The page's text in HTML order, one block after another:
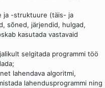
ja -struktuure (täis- ja
sõned, järjendid, hulgad,
kasutada vastavaid
selgitada programmi töö
lahendava algoritmi,
lahendusprogrammi ning